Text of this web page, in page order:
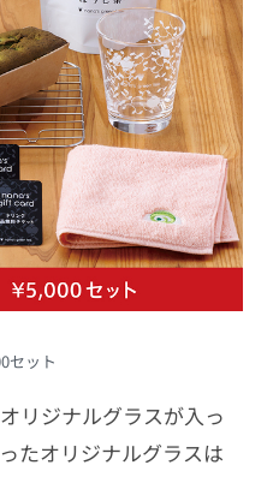
セット
リジナルグラスが入っ
たオリジナルグラスは